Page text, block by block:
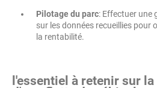
Pilotage du parc: Effectuer une
sur les données recueillies pour
la rentabilité.
l'essentiel à retenir sur